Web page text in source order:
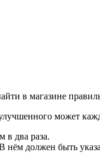
в магазине
может
в два раза.
должен быть